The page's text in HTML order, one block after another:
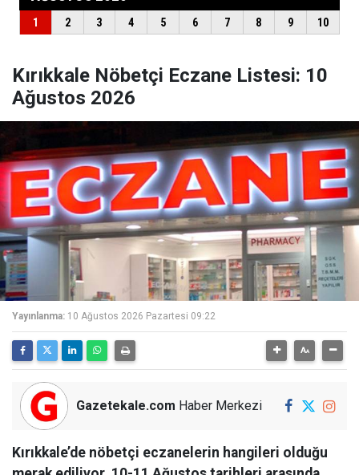
Kırıkkale Nöbetçi Eczane Listesi: 10
Ağustos 2026
Yayınlanma: 10 Ağustos 2026 Pazartesi 09:22
Gazetekale.com Haber Merkezi
Kırıkkale’de nöbetçi eczanelerin hangileri olduğu